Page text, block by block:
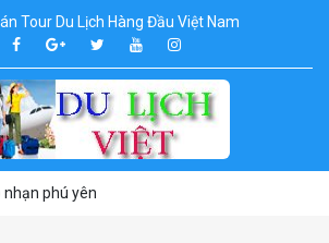
Tour Du Lịch Hàng Đầu Việt Nam
nhạn phú yên